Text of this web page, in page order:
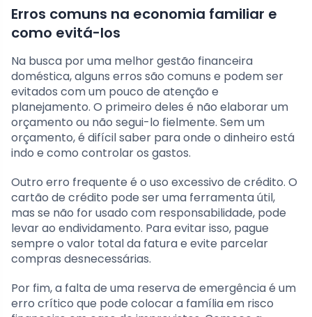
Erros comuns na economia familiar e
como evitá-los
Na busca por uma melhor gestão financeira
doméstica, alguns erros são comuns e podem ser
evitados com um pouco de atenção e
planejamento. O primeiro deles é não elaborar um
orçamento ou não segui-lo fielmente. Sem um
orçamento, é difícil saber para onde o dinheiro está
indo e como controlar os gastos.
Outro erro frequente é o uso excessivo de crédito. O
cartão de crédito pode ser uma ferramenta útil,
mas se não for usado com responsabilidade, pode
levar ao endividamento. Para evitar isso, pague
sempre o valor total da fatura e evite parcelar
compras desnecessárias.
Por fim, a falta de uma reserva de emergência é um
erro crítico que pode colocar a família em risco